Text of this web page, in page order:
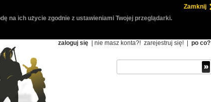
Zamknij
na ich użycie zgodnie z ustawieniami Twojej przeglądarki.
zaloguj się | nie masz konta?! zarejestruj się! po co?